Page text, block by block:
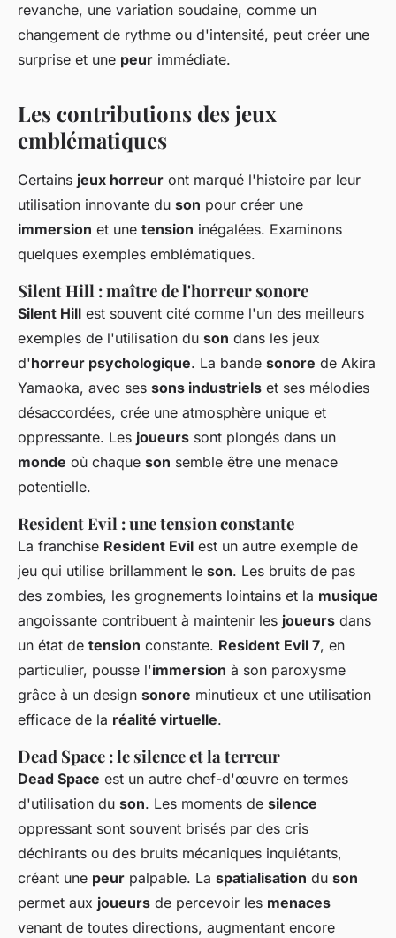
revanche, une variation soudaine, comme un
changement de rythme ou d'intensité, peut créer une
surprise et une peur immédiate.
Les contributions des jeux
emblématiques
Certains jeux horreur ont marqué l'histoire par leur
utilisation innovante du son pour créer une
immersion et une tension inégalées. Examinons
quelques exemples emblématiques.
Silent Hill : maître de l'horreur sonore
Silent Hill est souvent cité comme l'un des meilleurs
exemples de l'utilisation du son dans les jeux
d'horreur psychologique. La bande sonore de Akira
Yamaoka, avec ses sons industriels et ses mélodies
désaccordées, crée une atmosphère unique et
oppressante. Les joueurs sont plongés dans un
monde où chaque son semble être une menace
potentielle.
Resident Evil : une tension constante
La franchise Resident Evil est un autre exemple de
jeu qui utilise brillamment le son. Les bruits de pas
des zombies, les grognements lointains et la musique
angoissante contribuent à maintenir les joueurs dans
un état de tension constante. Resident Evil 7, en
particulier, pousse l'immersion à son paroxysme
grâce à un design sonore minutieux et une utilisation
efficace de la réalité virtuelle.
Dead Space : le silence et la terreur
Dead Space est un autre chef-d'œuvre en termes
d'utilisation du son. Les moments de silence
oppressant sont souvent brisés par des cris
déchirants ou des bruits mécaniques inquiétants,
créant une peur palpable. La spatialisation du son
permet aux joueurs de percevoir les menaces
venant de toutes directions, augmentant encore